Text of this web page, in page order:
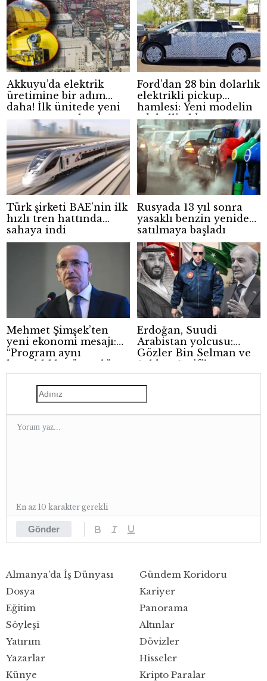
Akkuyu’da elektrik
üretimine bir adım
daha! İlk ünitede yeni
aşama tamamlandı
Ford’dan 28 bin dolarlık
elektrikli pickup
hamlesi: Yeni modelin
adı belli oldu
Türk şirketi BAE’nin ilk
hızlı tren hattında
sahaya indi
Rusyada 13 yıl sonra
yasaklı benzin yeniden
satılmaya başladı
Mehmet Şimşek’ten
yeni ekonomi mesajı:
“Program aynı
kararlılıkla sürecek”
Erdoğan, Suudi
Arabistan yolcusu:
Gözler Bin Selman ve
Şahbaz Şerif’le
yapılacak kritik zirvede
Gönder
En az 10 karakter gerekli
Almanya’da İş Dünyası
Dosya
Eğitim
Gündem Koridoru
Kariyer
Panorama
Söyleşi
Yatırım
Yazarlar
Künye
Altınlar
Dövizler
Hisseler
Kripto Paralar